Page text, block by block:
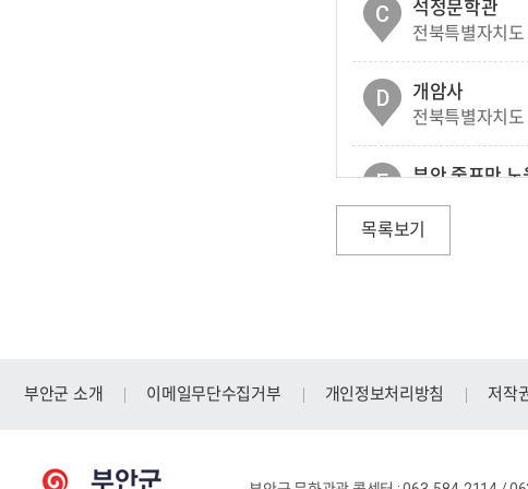
C 석정문학관
전북특별자치
D 개암사
전북특별자치
E 부안 줄포만
전북특별자치도
새만금환경생태
목록보기
부안군 소개 이메일무단수집거부 개인정보처리방침 저작